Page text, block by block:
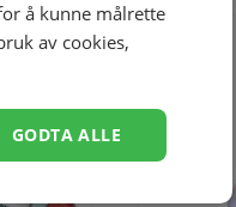
å kunne målrette
av cookies,
GODTA ALLE